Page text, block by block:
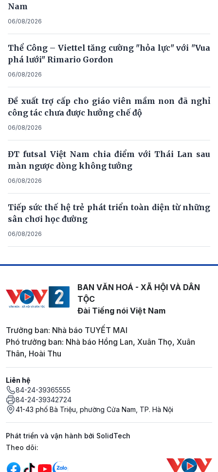
Nam
06/08/2026
Thể Công – Viettel tăng cường "hỏa lực" với "Vua
phá lưới" Rimario Gordon
06/08/2026
Đề xuất trợ cấp cho giáo viên mầm non đã nghỉ
công tác chưa được hưởng chế độ
06/08/2026
ĐT futsal Việt Nam chia điểm với Thái Lan sau
màn ngược dòng không tưởng
06/08/2026
Tiếp sức thế hệ trẻ phát triển toàn diện từ những
sân chơi học đường
06/08/2026
BAN VĂN HOÁ - XÃ HỘI VÀ DÂN
TỘC
Đài Tiếng nói Việt Nam
Trưởng ban: Nhà báo TUYẾT MAI
Phó trưởng ban: Nhà báo Hồng Lan, Xuân Thọ, Xuân
Thân, Hoài Thu
Liên hệ
84-24-39365555
84-24-39342724
41-43 phố Bà Triệu, phường Cửa Nam, TP. Hà Nội
Phát triển và vận hành bởi SolidTech
Mạng xã hội
Theo dõi: